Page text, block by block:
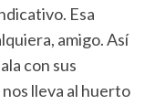
Esa
amigo. Así
con sus
lleva al huerto